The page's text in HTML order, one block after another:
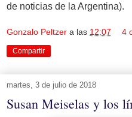
de noticias de la Argentina).
Gonzalo Peltzer a las 12:07 4
Compartir
martes, 3 de julio de 2018
Susan Meiselas y los